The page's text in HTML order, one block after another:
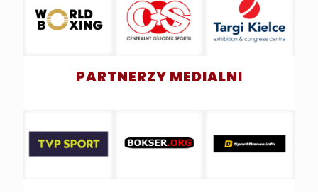
PARTNERZY MEDIALNI